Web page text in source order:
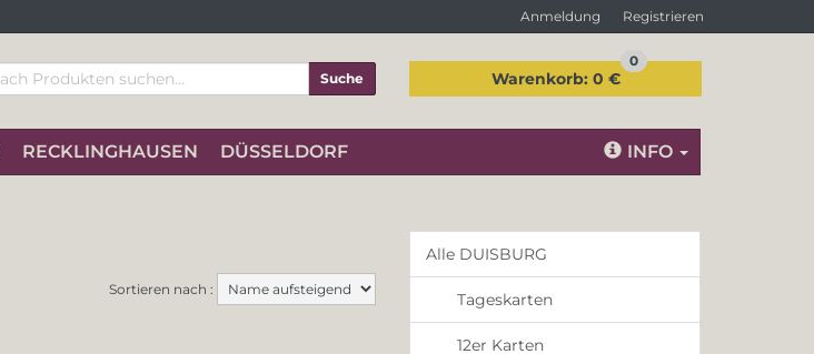
Anmeldung Registrieren
Suche Warenkorb: 0 €
0
RECKLINGHAUSEN DÜSSELDORF INFO
Alle DUISBURG
Tageskarten
12er Karten
Sortieren nach :